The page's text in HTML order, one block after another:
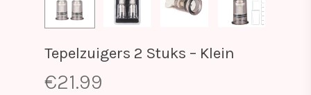
Tepelzuigers 2 Stuks – Klein
€21.99